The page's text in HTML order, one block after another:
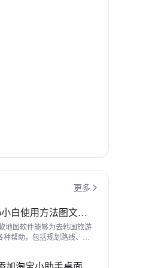
更多 
NaverMap小白使用方法图文教程
地图软件能够为去韩国旅游
种帮助，包括规划路线、导